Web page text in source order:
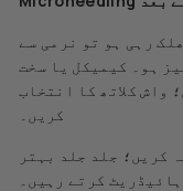
رہی ہو تو نرمی سے
ہو۔ کیمیکل یا سخت
واش کلاتھ کا انتخاب
کریں۔
کریں؛ جلد جلد بہتر
کرتے رہیں۔